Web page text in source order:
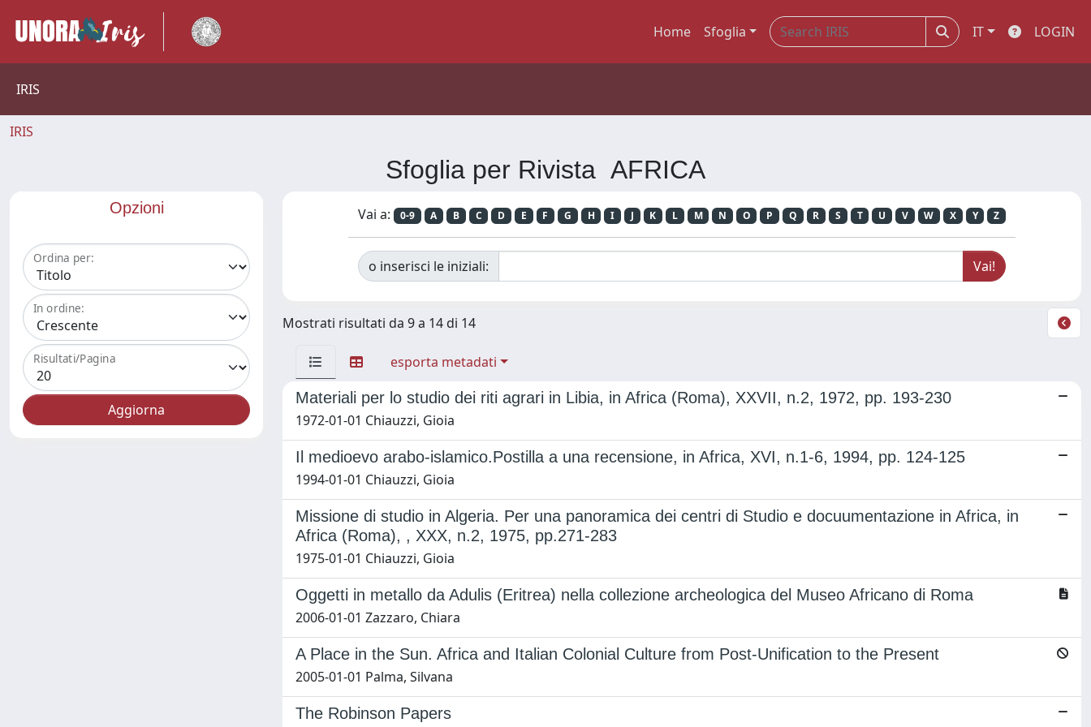
Home Sfoglia IT LOGIN
IRIS
IRIS
Sfoglia per Rivista AFRICA
Opzioni
Ordina per:
In ordine:
Risultati/Pagina
Vai a: 0-9 A B C D E F G H I J K L M N O P Q R S T U V W X Y Z
o inserisci le iniziali:
Mostrati risultati da 9 a 14 di 14
esporta metadati
Materiali per lo studio dei riti agrari in Libia, in Africa (Roma), XXVII, n.2, 1972, pp. 193-230
1972-01-01 Chiauzzi, Gioia
Il medioevo arabo-islamico.Postilla a una recensione, in Africa, XVI, n.1-6, 1994, pp. 124-125
1994-01-01 Chiauzzi, Gioia
Missione di studio in Algeria. Per una panoramica dei centri di Studio e docuumentazione in Africa, in
Africa (Roma), , XXX, n.2, 1975, pp.271-283
1975-01-01 Chiauzzi, Gioia
Oggetti in metallo da Adulis (Eritrea) nella collezione archeologica del Museo Africano di Roma
2006-01-01 Zazzaro, Chiara
A Place in the Sun. Africa and Italian Colonial Culture from Post-Unification to the Present
2005-01-01 Palma, Silvana
The Robinson Papers